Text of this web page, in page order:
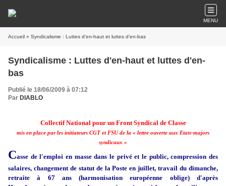
MENU
Accueil » Syndicalisme : Luttes d'en-haut et luttes d'en-bas
Syndicalisme : Luttes d'en-haut et luttes d'en-
bas
Publié le 18/06/2009 à 07:12
Par DIABLO
Collectif National pour un Front Syndical de Classe
mis en place par les initiateurs CGT et FSU de la « lettre ouverte aux Etats-majors
syndicaux »
Casse de l'emploi en masse dans le privé et le public, compression des
salaires, changement de statut de la Poste en juillet, travail du dimanche,
retraite à 67 ans (harmonisation européenne oblige) d'après